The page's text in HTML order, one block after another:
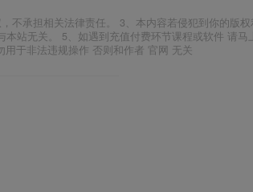
不承担相关法律责任。 3、本内容若侵犯到你的版
站无关。 5、如遇到充值付费环节课程或软件 请马
于非法违规操作 否则和作者 官网 无关